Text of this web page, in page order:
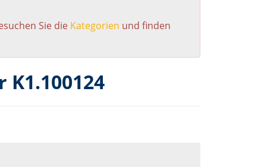
Sie die Kategorien und finden